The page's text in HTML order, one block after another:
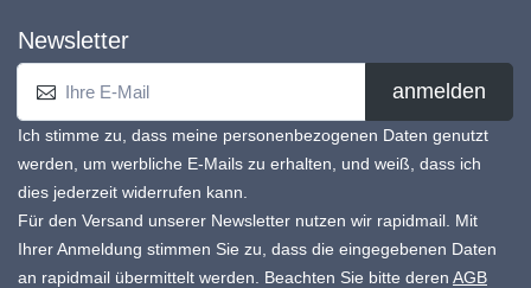
Newsletter
anmelden
Ich stimme zu, dass meine personenbezogenen Daten genutzt
werden, um werbliche E-Mails zu erhalten, und weiß, dass ich
dies jederzeit widerrufen kann.
Für den Versand unserer Newsletter nutzen wir rapidmail. Mit
Ihrer Anmeldung stimmen Sie zu, dass die eingegebenen Daten
an rapidmail übermittelt werden. Beachten Sie bitte deren AGB